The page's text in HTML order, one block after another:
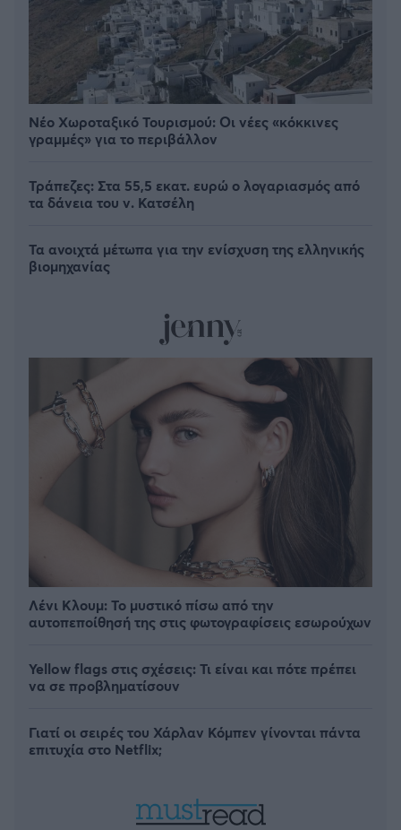
Νέο Χωροταξικό Τουρισμού: Οι νέες «κόκκινες
γραμμές» για το περιβάλλον
Τράπεζες: Στα 55,5 εκατ. ευρώ ο λογαριασμός από
τα δάνεια του ν. Κατσέλη
Τα ανοιχτά μέτωπα για την ενίσχυση της ελληνικής
βιομηχανίας
Λένι Κλουμ: Το μυστικό πίσω από την
αυτοπεποίθησή της στις φωτογραφίσεις εσωρούχων
Yellow flags στις σχέσεις: Τι είναι και πότε πρέπει
να σε προβληματίσουν
Γιατί οι σειρές του Χάρλαν Κόμπεν γίνονται πάντα
επιτυχία στο Netflix;